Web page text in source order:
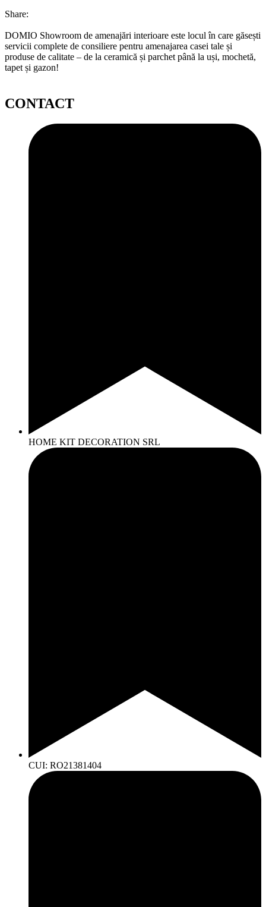
Share:
DOMIO Showroom de amenajări interioare este locul în care găsești
servicii complete de consiliere pentru amenajarea casei tale și
produse de calitate – de la ceramică și parchet până la uși, mochetă,
tapet și gazon!
CONTACT
HOME KIT DECORATION SRL
CUI: RO21381404